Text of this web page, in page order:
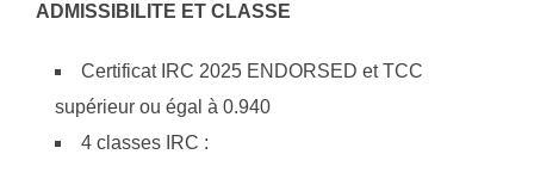
ADMISSIBILITE ET CLASSE
Certificat IRC 2025 ENDORSED et TCC
supérieur ou égal à 0.940
4 classes IRC :